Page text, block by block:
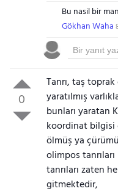
Bu nasil bir
Gökhan Waha
0
Tanrı, taş
yaratılmış
bunları yaratan
koordinat bilgisi
ölmüş ya
olimpos
tanrıları zaten
gitmektedir,